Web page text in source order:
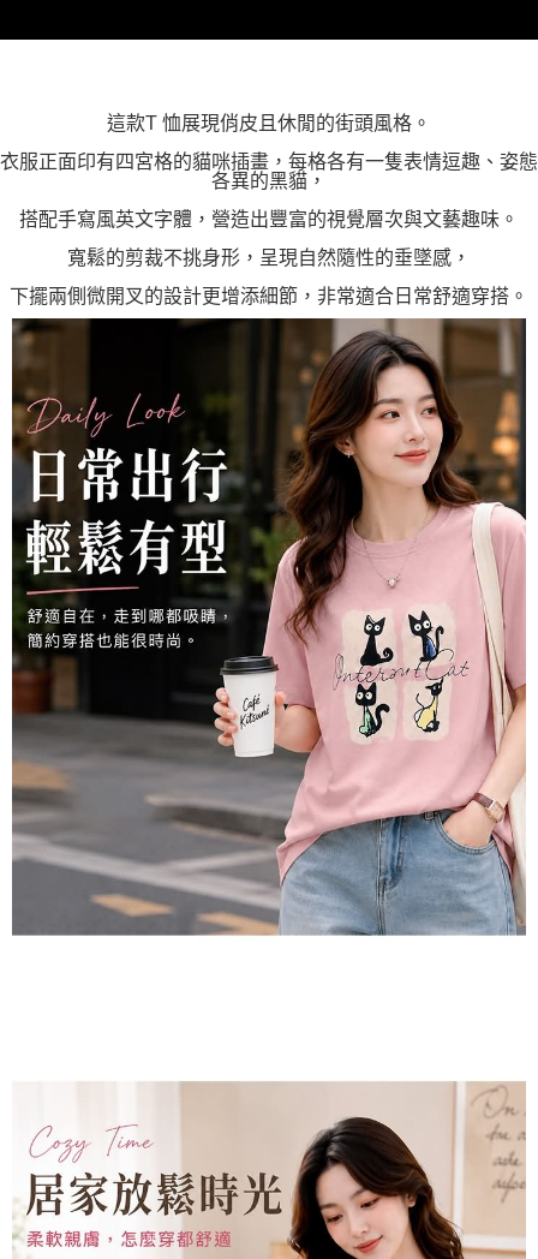
這款T 恤展現俏皮且休閒的街頭風格。
衣服正面印有四宮格的貓咪插畫，每格各有一隻表情逗趣、姿態
各異的黑貓，
搭配手寫風英文字體，營造出豐富的視覺層次與文藝趣味。
寬鬆的剪裁不挑身形，呈現自然隨性的垂墜感，
下擺兩側微開叉的設計更增添細節，非常適合日常舒適穿搭。